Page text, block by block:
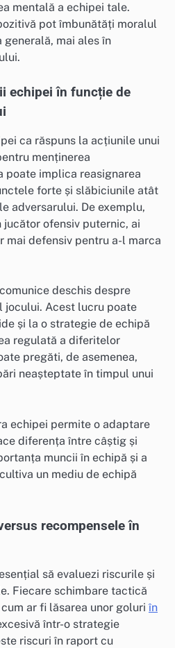
mentală a echipei tale.
pot îmbunătăți moralul
mai ales în
echipei în funcție de
ca răspuns la acțiunile unui
menținerea
implica reasignarea
forte și slăbiciunile atât
adversarului. De exemplu,
jucător ofensiv puternic, ai
mai defensiv pentru a-l marca
deschis despre
Acest lucru poate
și la o strategie de echipă
regulată a diferitelor
pregăti, de asemenea,
neașteptate în timpul unui
echipei permite o adaptare
diferența între câștig și
muncii în echipă și a
un mediu de echipă
recompensele în
să evaluezi riscurile și
Fiecare schimbare tactică
ar fi lăsarea unor goluriîn
într-o strategie
riscuri în raport cu